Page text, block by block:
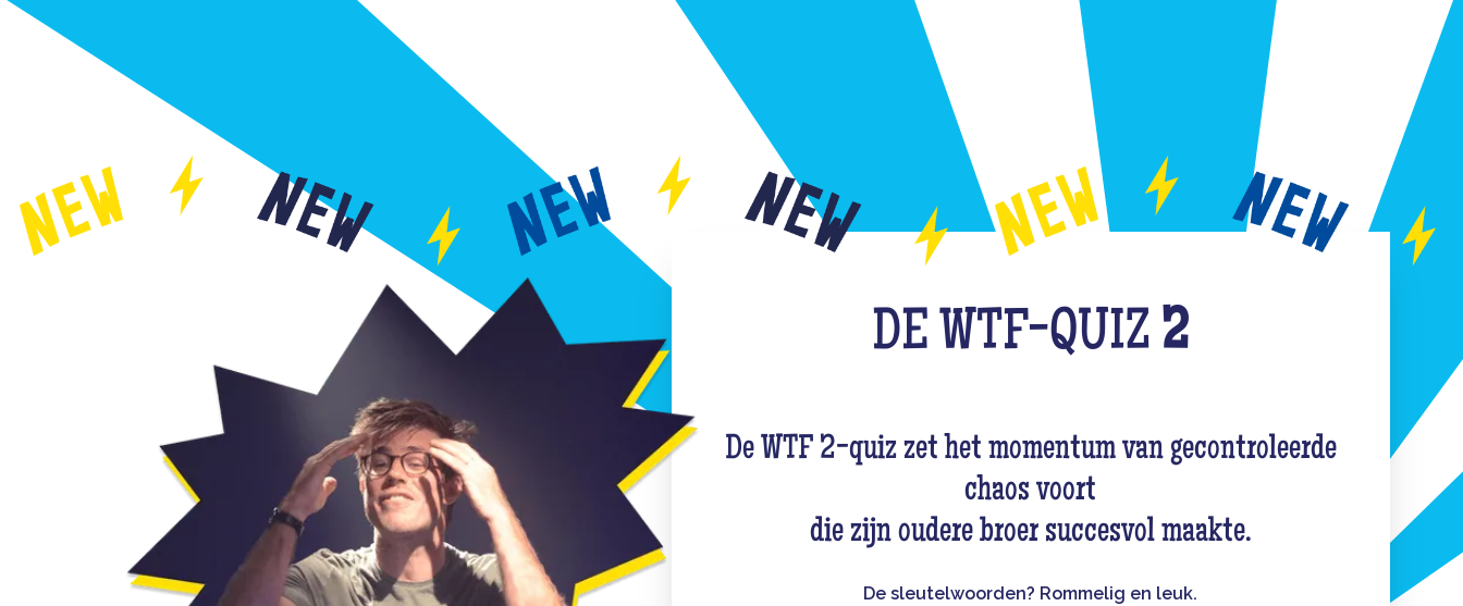
DE WTF-QUIZ 2
De WTF 2-quiz zet het momentum van gecontroleerde
chaos voort
die zijn oudere broer succesvol maakte.
De sleutelwoorden? Rommelig en leuk.